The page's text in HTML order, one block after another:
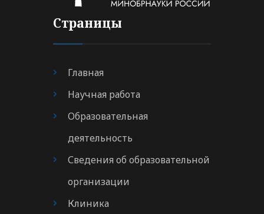
Страницы
Главная
Научная работа
Образовательная
деятельность
Сведения об образовательной
организации
Клиника